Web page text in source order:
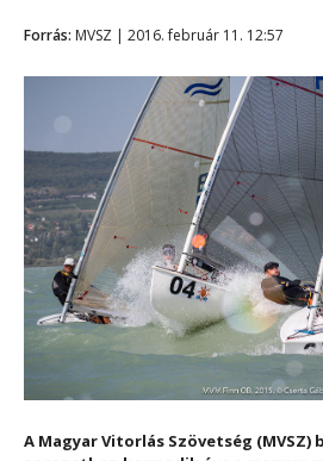
Forrás: MVSZ | 2016. február 11. 12:57
A Magyar Vitorlás Szövetség (MVSZ)